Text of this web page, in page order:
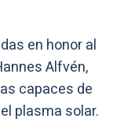
en honor al
Alfvén,
capaces de
plasma solar.